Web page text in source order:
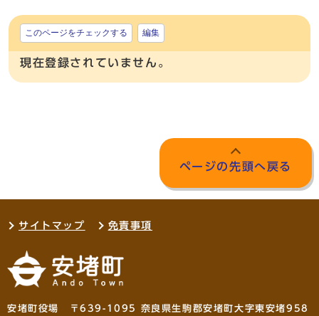
このページをチェックする 編集
現在登録されていません。
ページの先頭へ戻る
サイトマップ 免責事項
安堵町役場 〒639-1095 奈良県生駒郡安堵町大字東安堵958